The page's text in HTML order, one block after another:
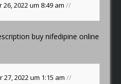
26, 2022 um 8:49 am//
buy nifedipine online
27, 2022 um 1:15 am//